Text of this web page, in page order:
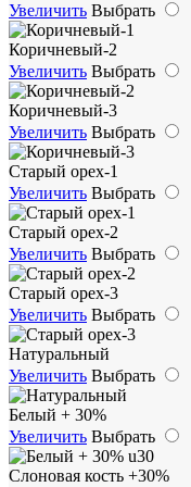
Увеличить Выбрать
Коричневый-2
Увеличить Выбрать
Коричневый-3
Увеличить Выбрать
Старый орех-1
Увеличить Выбрать
Старый орех-2
Увеличить Выбрать
Старый орех-3
Увеличить Выбрать
Натуральный
Увеличить Выбрать
Белый + 30%
Увеличить Выбрать
Слоновая кость +30%